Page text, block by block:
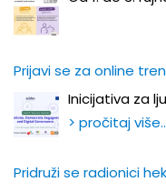
Prijavi se za online
Inicijativa za
> pročitaj
Pridruži se radionici